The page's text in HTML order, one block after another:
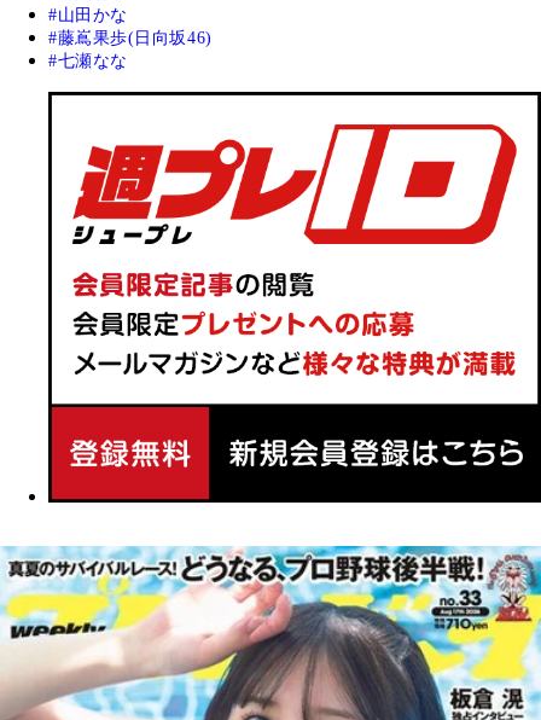
山田かな
藤嶌果歩(日向坂46)
七瀬なな